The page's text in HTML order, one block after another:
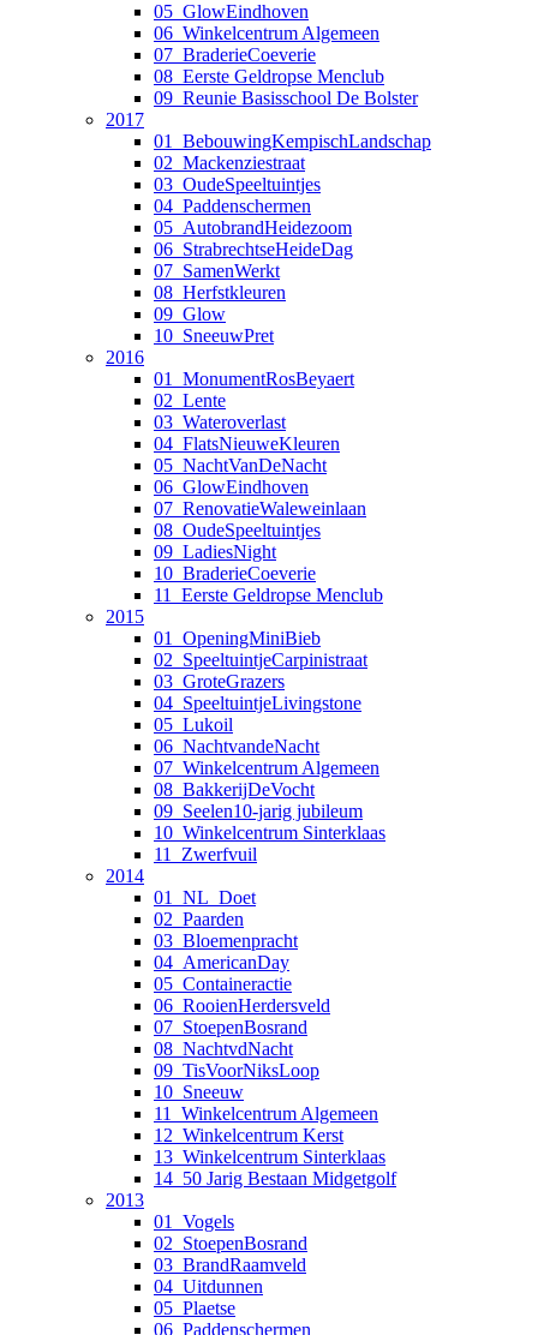
05_GlowEindhoven
06_Winkelcentrum Algemeen
07_BraderieCoeverie
08_Eerste Geldropse Menclub
09_Reunie Basisschool De Bolster
2017
01_BebouwingKempischLandschap
02_Mackenziestraat
03_OudeSpeeltuintjes
04_Paddenschermen
05_AutobrandHeidezoom
06_StrabrechtseHeideDag
07_SamenWerkt
08_Herfstkleuren
09_Glow
10_SneeuwPret
2016
01_MonumentRosBeyaert
02_Lente
03_Wateroverlast
04_FlatsNieuweKleuren
05_NachtVanDeNacht
06_GlowEindhoven
07_RenovatieWaleweinlaan
08_OudeSpeeltuintjes
09_LadiesNight
10_BraderieCoeverie
11_Eerste Geldropse Menclub
2015
01_OpeningMiniBieb
02_SpeeltuintjeCarpinistraat
03_GroteGrazers
04_SpeeltuintjeLivingstone
05_Lukoil
06_NachtvandeNacht
07_Winkelcentrum Algemeen
08_BakkerijDeVocht
09_Seelen10-jarig jubileum
10_Winkelcentrum Sinterklaas
11_Zwerfvuil
2014
01_NL_Doet
02_Paarden
03_Bloemenpracht
04_AmericanDay
05_Containeractie
06_RooienHerdersveld
07_StoepenBosrand
08_NachtvdNacht
09_TisVoorNiksLoop
10_Sneeuw
11_Winkelcentrum Algemeen
12_Winkelcentrum Kerst
13_Winkelcentrum Sinterklaas
14_50 Jarig Bestaan Midgetgolf
2013
01_Vogels
02_StoepenBosrand
03_BrandRaamveld
04_Uitdunnen
05_Plaetse
06_Paddenschermen